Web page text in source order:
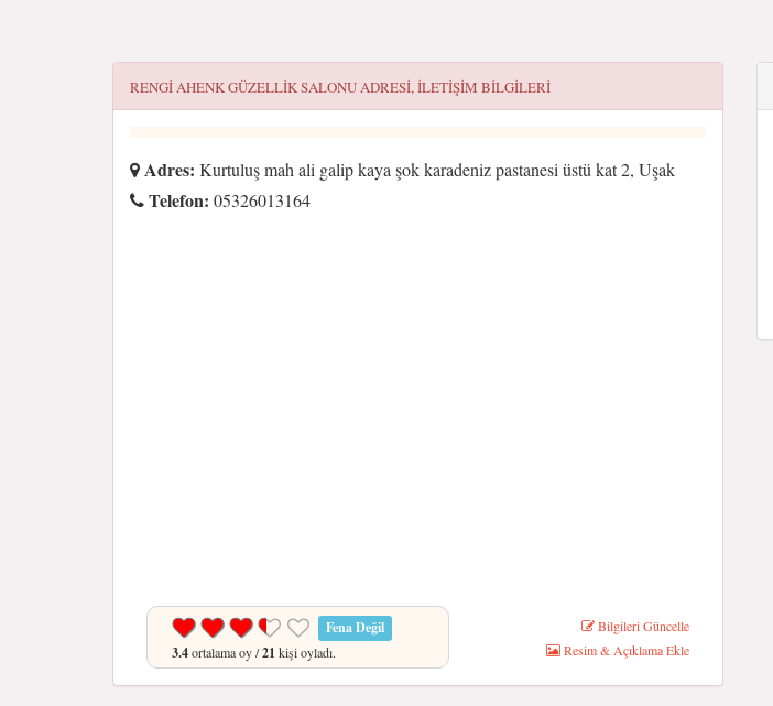
RENGİ AHENK GÜZELLIK SALONUADRESI, ILETIŞIM BILGILERI
Adres: Kurtuluş mah ali galip kaya şok karadeniz pastanesi üstü kat 2, Uşak
Telefon: 05326013164
Fena Değil
3.4ortalama oy /21 kişi oyladı.
Bilgileri Güncelle
Resim & Açıklama Ekle